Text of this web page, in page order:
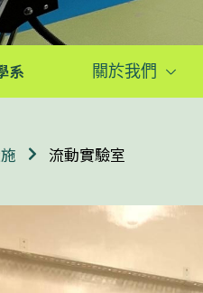
系 關於我們
流動實驗室